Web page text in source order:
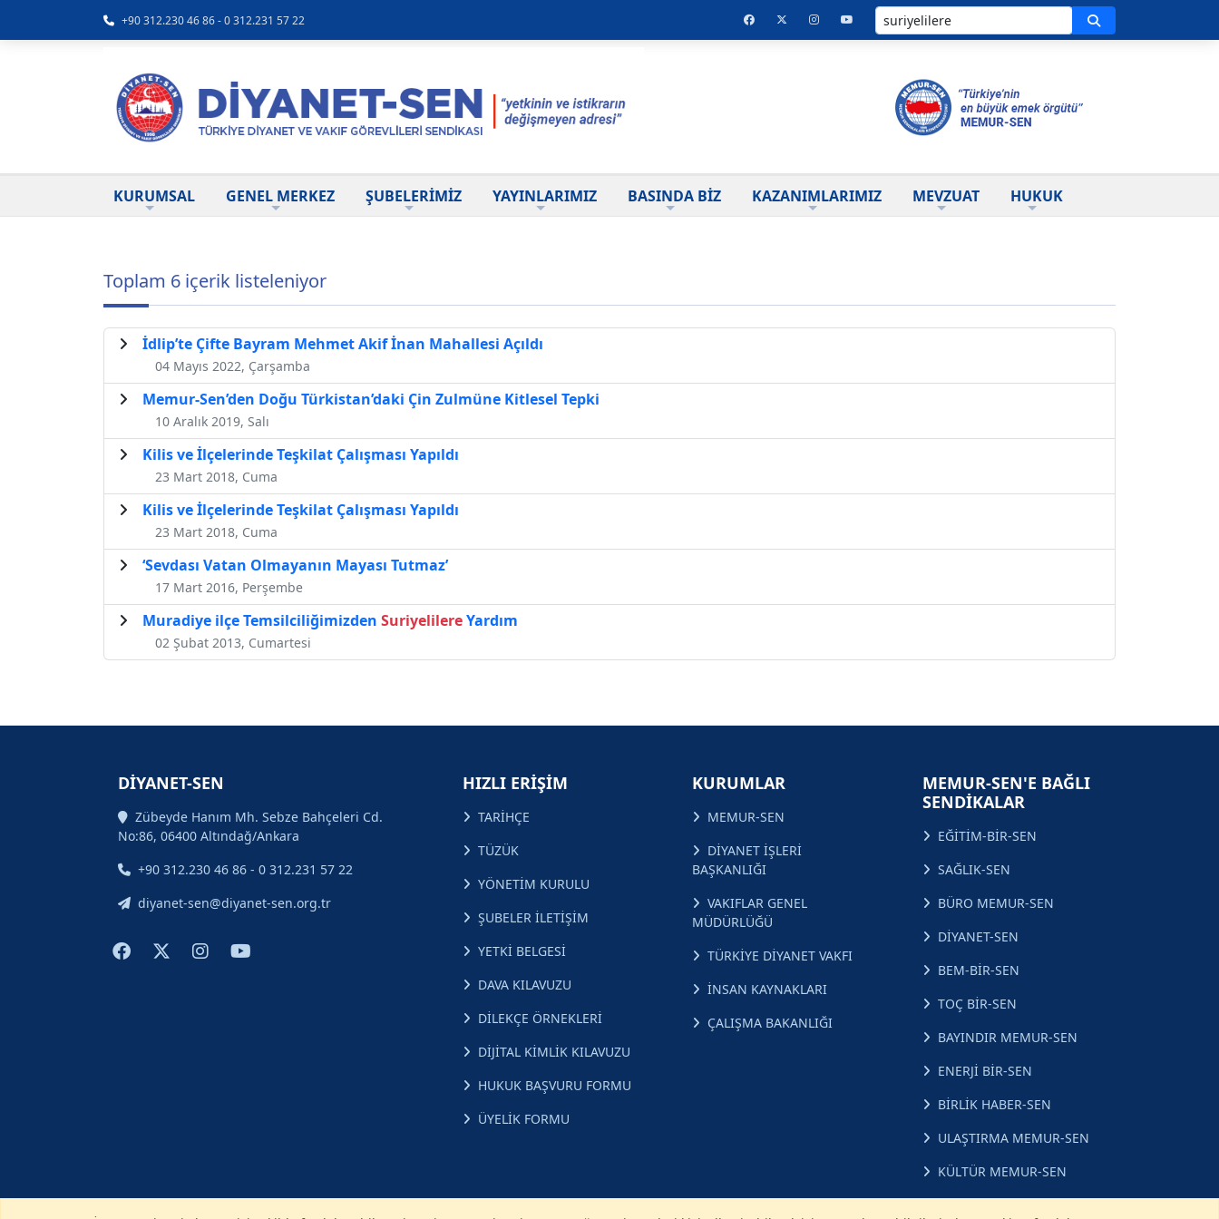
+90 312.230 46 86 - 0 312.231 57 22
KURUMSAL GENEL MERKEZ ŞUBELERİMİZ YAYINLARIMIZ BASINDA BİZ KAZANIMLARIMIZ MEVZUAT HUKUK
Toplam 6 içerik listeleniyor
İdlip’te Çifte Bayram Mehmet Akif İnan Mahallesi Açıldı
04 Mayıs 2022, Çarşamba
Memur-Sen’den Doğu Türkistan’daki Çin Zulmüne Kitlesel Tepki
10 Aralık 2019, Salı
Kilis ve İlçelerinde Teşkilat Çalışması Yapıldı
23 Mart 2018, Cuma
Kilis ve İlçelerinde Teşkilat Çalışması Yapıldı
23 Mart 2018, Cuma
‘Sevdası Vatan Olmayanın Mayası Tutmaz’
17 Mart 2016, Perşembe
Muradiye ilçe Temsilciliğimizden SuriyelilereYardım
02 Şubat 2013, Cumartesi
DİYANET-SEN
Zübeyde Hanım Mh. Sebze Bahçeleri Cd.
No:86, 06400 Altındağ/Ankara
+90 312.230 46 86 - 0 312.231 57 22
diyanet-sen@diyanet-sen.org.tr
HIZLI ERİŞİM
TARİHÇE
TÜZÜK
YÖNETİM KURULU
ŞUBELER İLETİŞİM
YETKİ BELGESİ
DAVA KILAVUZU
DİLEKÇE ÖRNEKLERİ
DİJİTAL KİMLİK KILAVUZU
HUKUK BAŞVURU FORMU
ÜYELİK FORMU
KURUMLAR
MEMUR-SEN
DİYANET İŞLERİ
BAŞKANLIĞI
VAKIFLAR GENEL
MÜDÜRLÜĞÜ
TÜRKİYE DİYANET VAKFI
İNSAN KAYNAKLARI
ÇALIŞMA BAKANLIĞI
MEMUR-SEN'E BAĞLI
SENDİKALAR
EĞİTİM-BİR-SEN
SAĞLIK-SEN
BÜRO MEMUR-SEN
DİYANET-SEN
BEM-BİR-SEN
TOÇ BİR-SEN
BAYINDIR MEMUR-SEN
ENERJİ BİR-SEN
BİRLİK HABER-SEN
ULAŞTIRMA MEMUR-SEN
KÜLTÜR MEMUR-SEN